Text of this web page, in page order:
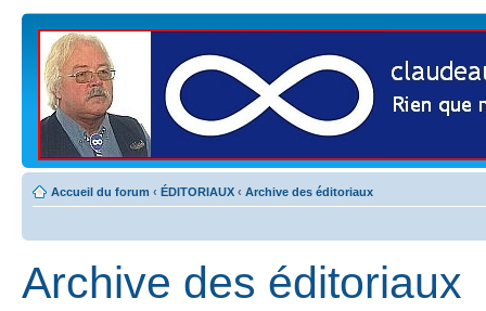
Accueil du forum ‹ ÉDITORIAUX ‹ Archive des éditoriaux
Archive des éditoriaux